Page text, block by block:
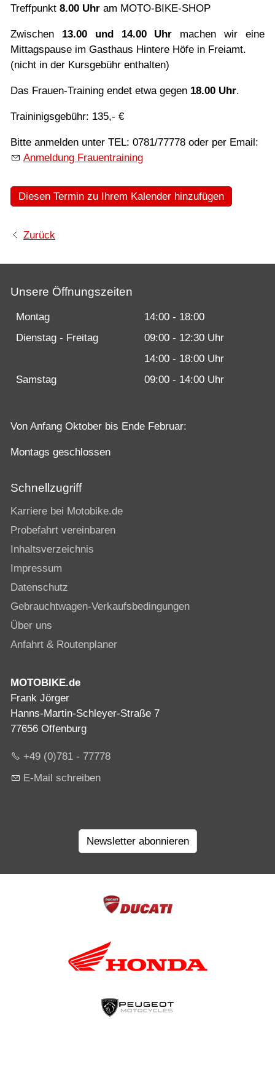
Treffpunkt 8.00 Uhr am MOTO-BIKE-SHOP
Zwischen 13.00 und 14.00 Uhr machen wir eine
Mittagspause im Gasthaus Hintere Höfe in Freiamt.
(nicht in der Kursgebühr enthalten)
Das Frauen-Training endet etwa gegen 18.00 Uhr.
Traininigsgebühr: 135,- €
Bitte anmelden unter TEL: 0781/77778 oder per Email:
Anmeldung Frauentraining
Diesen Termin zu Ihrem Kalender hinzufügen
Zurück
Unsere Öffnungszeiten
Montag
14:00 - 18:00
Dienstag - Freitag
09:00 - 12:30 Uhr
14:00 - 18:00 Uhr
Samstag
09:00 - 14:00 Uhr
Von Anfang Oktober bis Ende Februar:
Montags geschlossen
Schnellzugriff
Karriere bei Motobike.de
Probefahrt vereinbaren
Inhaltsverzeichnis
Impressum
Datenschutz
Gebrauchtwagen-Verkaufsbedingungen
Über uns
Anfahrt & Routenplaner
MOTOBIKE.de
Frank Jörger
Hanns-Martin-Schleyer-Straße 7
77656 Offenburg
+49 (0)781 - 77778
E-Mail schreiben
Newsletter abonnieren